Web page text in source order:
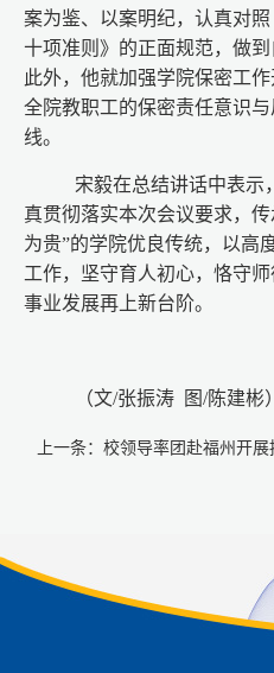
案为鉴、以案明纪，认真对
十项准则》的正面规范，做到
此外，他就加强学院保密工
全院教职工的保密责任意识
线。
宋毅在总结讲话中表示
真贯彻落实本次会议要求，
为贵”的学院优良传统，以高
工作，坚守育人初心，恪守
事业发展再上新台阶。
（文/张振涛 图/陈建彬）
上一条： 校领导率团赴福州开展